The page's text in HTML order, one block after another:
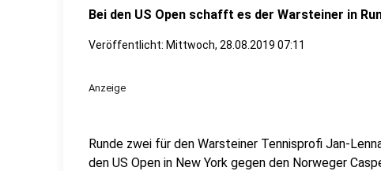
Bei den US Open schafft es der Warsteiner in
Veröffentlicht: Mittwoch, 28.08.2019 07:11
Anzeige
Runde zwei für den Warsteiner Tennisprofi Jan-
den US Open in New York gegen den Norweger